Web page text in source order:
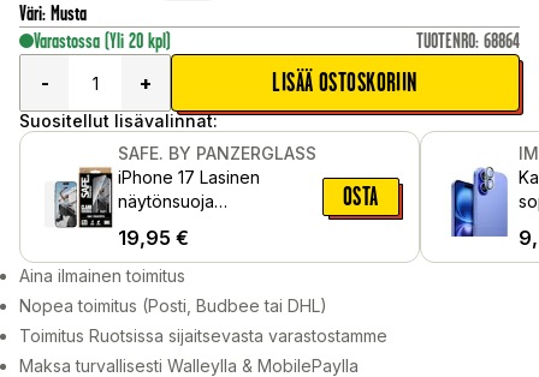
Väri: Musta
Varastossa (Yli 20 kpl) TUOTENRO: 68864
-
+ LISÄÄ OSTOSKORIIN
Suositellut lisävalinnat:
SAFE. BY PANZERGLASS
iPhone 17 Lasinen
näytönsuoja
Wide Fit
19,95 €
OSTA
Aina ilmainen toimitus
Nopea toimitus (Posti, Budbee tai DHL)
Toimitus Ruotsissa sijaitsevasta varastostamme
Maksa turvallisesti Walleylla & MobilePaylla